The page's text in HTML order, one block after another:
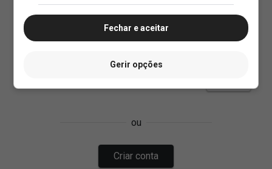
Fechar e aceitar
Gerir opções